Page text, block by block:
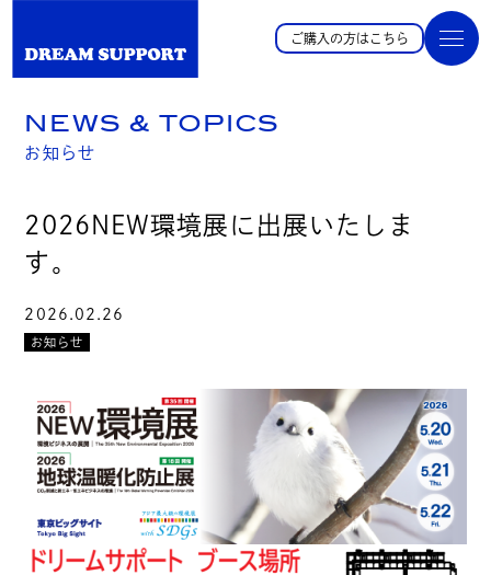
ご購入の方はこちら
NEWS & TOPICS
お知らせ
2026NEW環境展に出展いたしま
す。
2026.02.26
お知らせ